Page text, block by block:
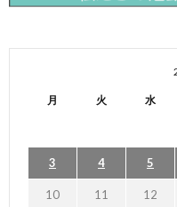
月 火 水
3 4 5
10 11 12